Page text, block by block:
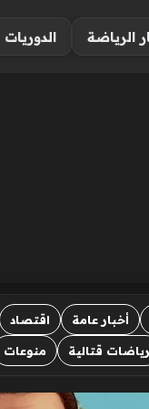
الرياضة الدوريات
أخبار عامة اقتصاد
رياضات قتالية منوعات